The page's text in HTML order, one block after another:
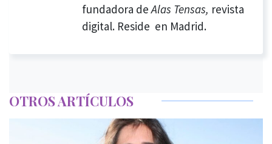
fundadora deAlas Tensas, revista
digital. Reside en Madrid.
OTROS ARTÍCULOS